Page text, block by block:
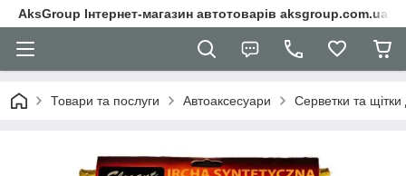
AksGroup Інтернет-магазин автотоварів aksgroup.com.ua
Товари та послуги Автоаксесуари Серветки та